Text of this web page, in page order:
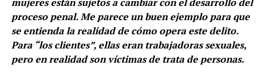
proceso penal. Me parece un buen ejemplo para que
se entienda la realidad de cómo opera este delito.
Para “los clientes”, ellas eran trabajadoras sexuales,
pero en realidad son víctimas de trata de personas.